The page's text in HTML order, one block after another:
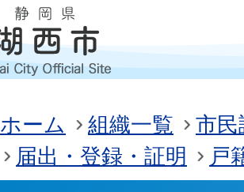
ホーム 組織一覧
市民
届出・登録・証明
戸